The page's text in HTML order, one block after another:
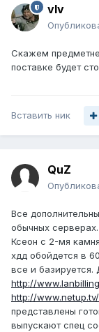
vIv
Скажем
поставке будет
Вставить ник
QuZ
Все
обычных
Ксеон с 2-мя
хдд обойдется в
все и
http://
http://
представлены
выпускают спец